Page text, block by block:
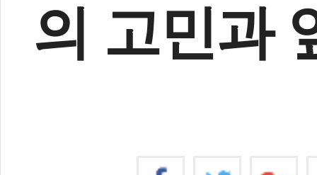
의 고민과